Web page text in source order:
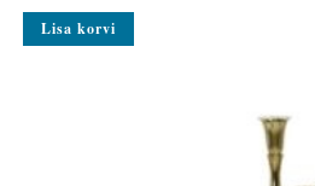
Lisa korvi